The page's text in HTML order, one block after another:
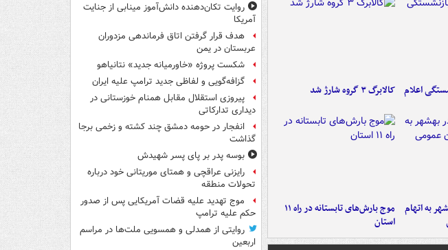
اعلام کالابرگ ۳ گروه شارژ شد
بهشهر به اتهام
موج بارش‌های تابستانه در راه ۱۱
استان
روایت تکان‌دهنده دانش‌آموز مینابی از جنایت
آمریکا
هدف قرار گرفتن اتاق‌ فرماندهی مزدوران
عربستان در یمن
شکست پروژه «خاورمیانه جدید» نتانیاهو
گزافه‌گویی و لفاظی جدید ترامپ علیه ایران
پیروزی استقلال مقابل همنام خوزستانی در
دیداری تدارکاتی
انفجار در حومه دمشق چند کشته و زخمی برجا
گذاشت
بوسه‌ پدر بر پای پسر شهیدش
رایزنی عراقچی و همتای موریتانی خود درباره
تحولات منطقه
موج تهدید علیه قضات آمریکایی پس از صدور
حکم علیه ترامپ
روایتی از همدلی و همسویی ملت‌ها در مراسم
اربعین